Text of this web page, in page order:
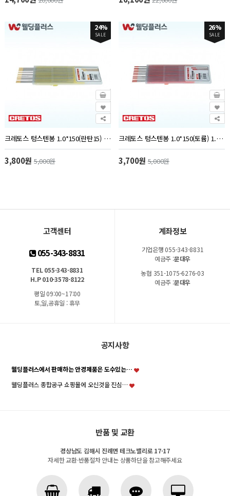
24%
SALE
크레토스 텅스텐봉 1.0*150(란탄15) 1.0~4.0
3,800원 5,000원
26%
SALE
크레토스 텅스텐봉 1.0*150(토륨) 1.0~8.0
3,700원5,000원
고객센터
055-343-8831
TEL 055-343-8831
H.P 010-3578-8122
평일 09:00~17:00
토,일,공휴일 : 휴무
계좌정보
기업은행 055-343-8831
예금주 :문대우
농협 351-1075-6276-03
예금주 :문대우
공지사항
웰딩플러스에서 판매하는 안경제품은 도수있는…
웰딩플러스 종합공구 쇼핑몰에 오신것을 진심…
반품 및 교환
경상남도 김해시 진례면 테크노밸리로 17-17
자세한 교환·반품절차 안내는 상품하단을 참고해주세요